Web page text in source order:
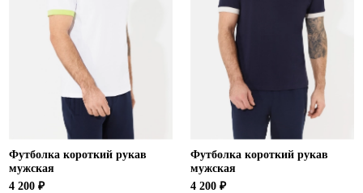
Футболка короткий рукав
мужская
4 200 ₽
Футболка короткий рукав
мужская
4 200 ₽